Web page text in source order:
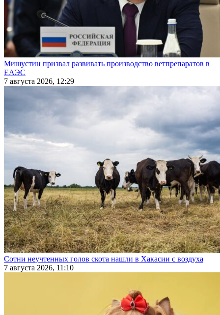
Мишустин призвал развивать производство ветпрепаратов в
ЕАЭС
7 августа 2026, 12:29
Сотни неучтенных голов скота нашли в Хакасии с воздуха
7 августа 2026, 11:10